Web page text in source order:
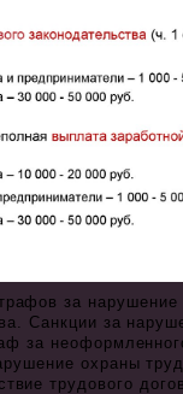
за нарушение
Санкции за
за
охраны
трудового